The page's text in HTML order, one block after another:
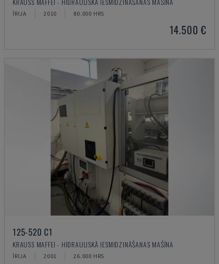
ĪRIJA 2010 80.000 HRS
14.500 €
125-520 C1
KRAUSS MAFFEI - HIDRAULISKĀ IESMIDZINĀŠANAS MAŠĪNA
ĪRIJA 2001 26.000 HRS